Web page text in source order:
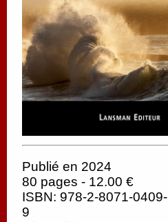
Publié en 2024
80 pages - 12.00 €
ISBN: 978-2-8071-0409-
9